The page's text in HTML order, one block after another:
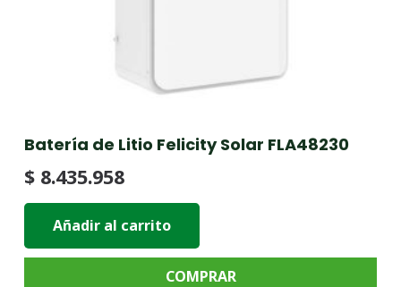
Batería de Litio Felicity Solar FLA48230
$ 8.435.958
Añadir al carrito
COMPRAR